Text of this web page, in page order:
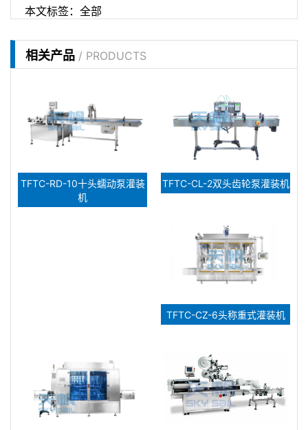
本文标签： 全部
相关产品 / PRODUCTS
TFTC-RD-10十头蠕动泵灌装
机
TFTC-CL-2双头齿轮泵灌装机
TFTC-CZ-6头称重式灌装机